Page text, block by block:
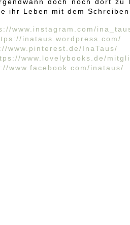
ihr Leben mit dem
www.instagram.com/
inataus.wordpress.com/
www.pinterest.de/InaTaus/
www.lovelybooks.de/
www.facebook.com/inataus/